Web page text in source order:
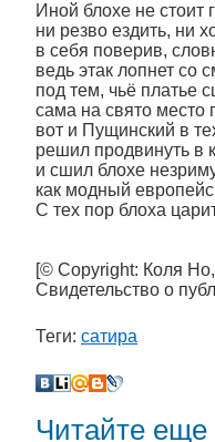
Иной блохе не стоит
ни резво ездить, ни
в себя поверив,
ведь этак лопнет со
под тем, чьё платье
сама на свято место
вот и Пущинский в
решил продвинуть в
и сшил блохе
как модный
С тех пор блоха
[© Copyright: Коля
Свидетельство о
Теги: сатира
Читайте еще